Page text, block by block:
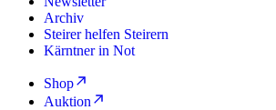
Archiv
Steirer helfen Steirern
Kärntner in Not
Shop
Auktion